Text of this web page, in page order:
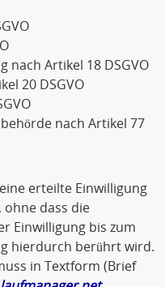
nach Artikel 18 DSGVO
20 DSGVO
nach Artikel 77
erteilte Einwilligung
dass die
Einwilligung bis zum
hierdurch berührt wird.
in Textform (Brief